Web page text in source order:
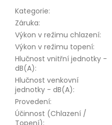
Kategorie:
Záruka:
Výkon v režimu chlazení:
Výkon v režimu topení:
Hlučnost vnitřní jednotky -
dB(A):
Hlučnost venkovní
jednotky - dB(A):
Provedení:
Účinnost (Chlazení /